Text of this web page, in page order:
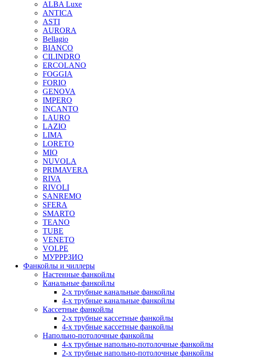
ALBA Luxe
ANTICA
ASTI
AURORA
Bellagio
BIANCO
CILINDRO
ERCOLANO
FOGGIA
FORIO
GENOVA
IMPERO
INCANTO
LAURO
LAZIO
LIMA
LORETO
MIO
NUVOLA
PRIMAVERA
RIVA
RIVOLI
SANREMO
SFERA
SMARTO
TEANO
TUBE
VENETO
VOLPE
МУРРРЗИО
Фанкойлы и чиллеры
Настенные фанкойлы
Канальные фанкойлы
2-х трубные канальные фанкойлы
4-х трубные канальные фанкойлы
Кассетные фанкойлы
2-х трубные кассетные фанкойлы
4-х трубные кассетные фанкойлы
Напольно-потолочные фанкойлы
4-х трубные напольно-потолочные фанкойлы
2-х трубные напольно-потолочные фанкойлы